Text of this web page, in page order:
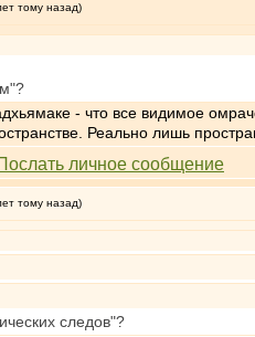
тому назад)
- что все видимое
Реально лишь
тому назад)
следов"?